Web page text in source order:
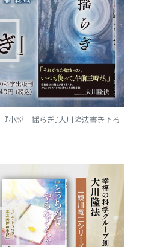
『小説 揺らぎ』大川隆法書き下ろ